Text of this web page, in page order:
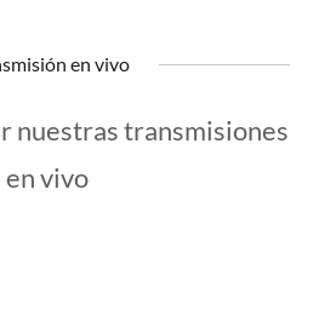
en vivo
nuestras transmisiones
en vivo